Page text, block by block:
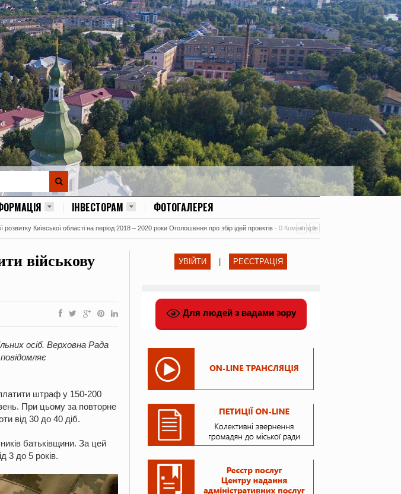
ІНВЕСТОРАМ ФОТОГАЛЕРЕЯ
розвитку Київської області на період 2018 – 2020 роки Оголошення про збір ідей проектів - 0 Коментарів
військову
осіб. Верховна Рада
штраф у 150-200
При цьому за повторне
від 30 до 40 діб.
батьківщини. За цей
3 до 5 років.
УВІЙТИ РЕЄСТРАЦІЯ
Для людей з вадами зору